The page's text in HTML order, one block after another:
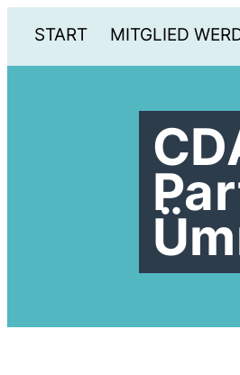
START MITGLIED